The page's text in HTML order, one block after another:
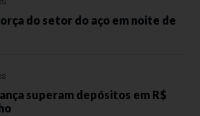
do setor do aço em noite de
superam depósitos em R$